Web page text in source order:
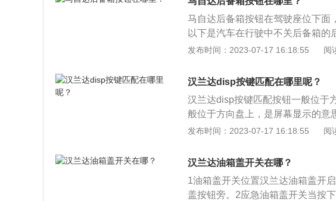
够实现5000转/分钟到6200转/分
输出功率。与传统2.4升自然吸气
出。与1.8TSI发动机形成黄金匹配
迈腾车主既可以享受自动档带来的
马自达后备箱按钮在驾驶座位下面
以下是汽车在行驶中不关后备箱
物就会被甩出车外，轻则造成车主
的会造成道路的堵塞。在颠簸状态
的后挡玻璃，影响驾驶员的视线
通事故。
发布时间：2023-07-17 16:18:55 阅
汉兰达disp按键匹配在哪里呢？
汉兰达disp按键匹配按钮一般位于
般位于方向盘上，是屏幕显示的意
耗、续航里程等。汽车disp按钮可
方法：按住方向盘表面右侧的
时，10秒钟后自动进入分钟调整
发布时间：2023-07-17 16:18:55 阅
汉兰达油箱盖开关在哪？
1油箱盖开关位置汉兰达油箱盖开
盖按钮旁。2应急油箱盖开关当按